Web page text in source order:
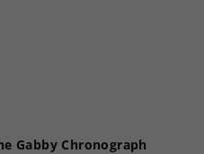
Gabby Chronograph